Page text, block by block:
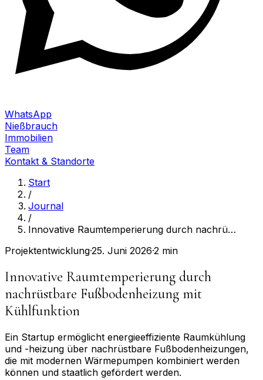
WhatsApp
Nießbrauch
Immobilien
Team
Kontakt & Standorte
Start
/
Journal
/
Innovative Raumtemperierung durch nachrü…
Projektentwicklung·25. Juni 2026·2 min
Innovative Raumtemperierung durch
nachrüstbare Fußbodenheizung mit
Kühlfunktion
Ein Startup ermöglicht energieeffiziente Raumkühlung
und -heizung über nachrüstbare Fußbodenheizungen,
die mit modernen Wärmepumpen kombiniert werden
können und staatlich gefördert werden.